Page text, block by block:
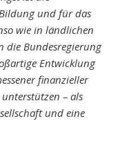
und für das
wie in ländlichen
die Bundesregierung
Entwicklung
finanzieller
– als
und eine